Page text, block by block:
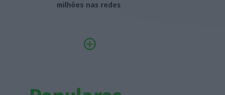
milhões nas redes